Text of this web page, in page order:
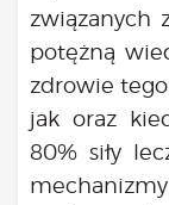
związanych
potężną
zdrowie
jak oraz
80% siły